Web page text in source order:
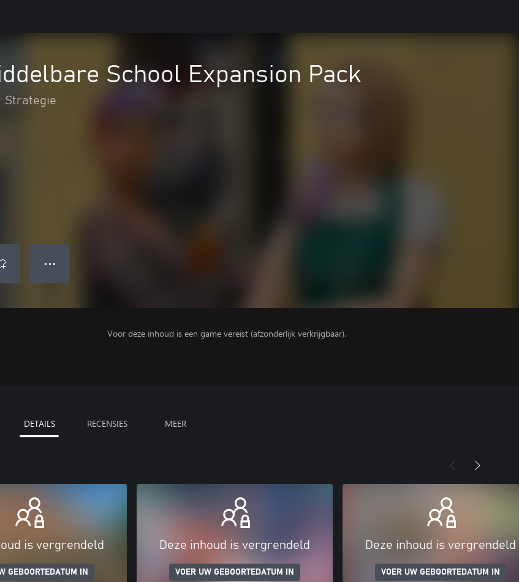
School Expansion Pack
Strategie
● ● ●
Voor deze inhoud is een game vereist (afzonderlijk verkrijgbaar).
DETAILS RECENSIES MEER
is vergrendeld
GEBOORTEDATUM IN
Deze inhoud is vergrendeld
VOER UW GEBOORTEDATUM IN
Deze inhoud is vergrendeld
VOER UW GEBOORTEDATUM IN